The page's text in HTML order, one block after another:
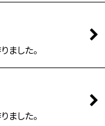
ました。
ました。